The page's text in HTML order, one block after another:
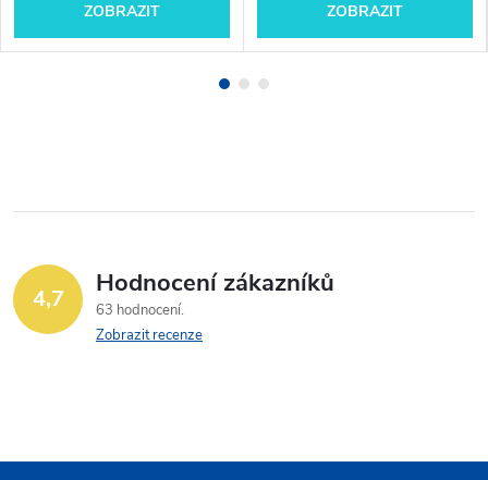
ZOBRAZIT ZOBRAZIT
4,7 Hodnocení zákazníků
63 hodnocení
Zobrazit recenze